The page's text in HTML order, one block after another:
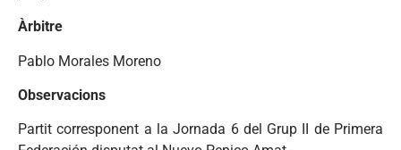
Àrbitre
Pablo Morales Moreno
Observacions
Partit corresponent a la Jornada 6 del Grup II de Primera